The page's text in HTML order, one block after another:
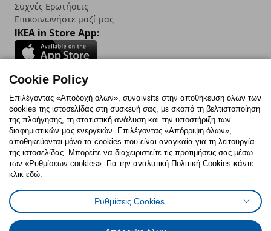
Συχνές Ερωτήσεις
Επικοινωνήστε μαζί μας
IKEA in Store App:
Follow us:
FacebookInstagram
TikTokYoutubePinterestTwitter
Πολιτική CookiesΔήλωση ψηφιακής προσβασιμότητας
Ρυθμίσεις cookiesΌροι Χρήσης
Γενική Πολιτική Προσωπικών Δεδομένων
Πολιτική Προσωπικών Δεδομένων για ΙΚΕΑ.gr
Cookie Policy
Επιλέγοντας «Αποδοχή όλων», συναινείτε στην αποθήκευση όλων των
cookies της ιστοσελίδας στη συσκευή σας, με σκοπό τη βελτιστοποίηση
της πλοήγησης, τη στατιστική ανάλυση και την υποστήριξη των
διαφημιστικών μας ενεργειών. Επιλέγοντας «Απόρριψη όλων»,
αποθηκεύονται μόνο τα cookies που είναι αναγκαία για τη λειτουργία
της ιστοσελίδας. Μπορείτε να διαχειριστείτε τις προτιμήσεις σας μέσω
των «Ρυθμίσεων cookies». Για την αναλυτική Πολιτική Cookies κάντε
κλικ εδώ.
Ρυθμίσεις Cookies